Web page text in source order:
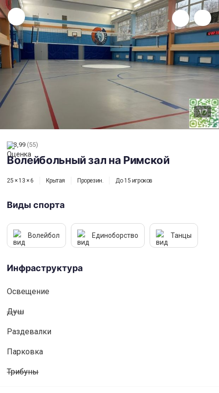
1/7
Волейбольный зал на Римской
3,99 (55)
Волейбольный зал на Римской
25 × 13 × 6 Крытая Прорезин. До 15 игроков
Виды спорта
Волейбол Единоборство Танцы
Инфраструктура
Освещениe
Душ
Раздевалки
Парковка
Трибуны